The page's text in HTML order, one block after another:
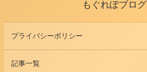
もぐれぽブログ
プライバシーポリシー
記事一覧